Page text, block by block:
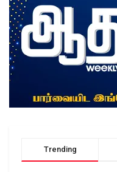
Trending